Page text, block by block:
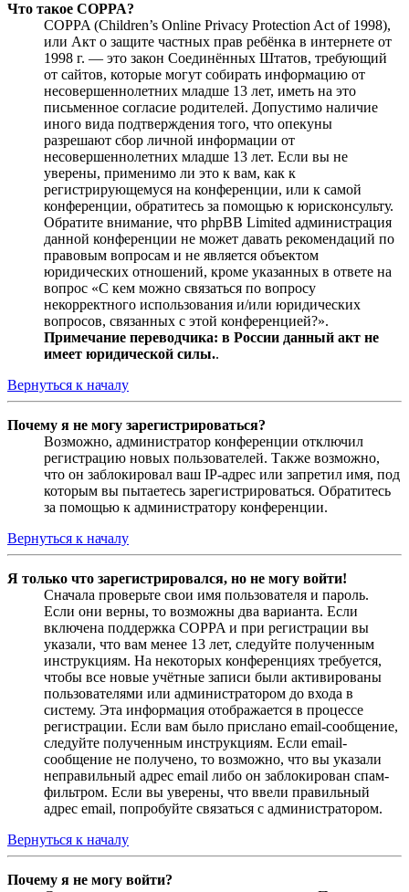
Что такое COPPA?
COPPA (Children’s Online Privacy Protection Act of 1998),
или Акт о защите частных прав ребёнка в интернете от
1998 г. — это закон Соединённых Штатов, требующий
от сайтов, которые могут собирать информацию от
несовершеннолетних младше 13 лет, иметь на это
письменное согласие родителей. Допустимо наличие
иного вида подтверждения того, что опекуны
разрешают сбор личной информации от
несовершеннолетних младше 13 лет. Если вы не
уверены, применимо ли это к вам, как к
регистрирующемуся на конференции, или к самой
конференции, обратитесь за помощью к юрисконсульту.
Обратите внимание, что phpBB Limited администрация
данной конференции не может давать рекомендаций по
правовым вопросам и не является объектом
юридических отношений, кроме указанных в ответе на
вопрос «С кем можно связаться по вопросу
некорректного использования и/или юридических
вопросов, связанных с этой конференцией?».
Примечание переводчика: в России данный акт не
имеет юридической силы..
Вернуться к началу
Почему я не могу зарегистрироваться?
Возможно, администратор конференции отключил
регистрацию новых пользователей. Также возможно,
что он заблокировал ваш IP-адрес или запретил имя, под
которым вы пытаетесь зарегистрироваться. Обратитесь
за помощью к администратору конференции.
Вернуться к началу
Я только что зарегистрировался, но не могу войти!
Сначала проверьте свои имя пользователя и пароль.
Если они верны, то возможны два варианта. Если
включена поддержка COPPA и при регистрации вы
указали, что вам менее 13 лет, следуйте полученным
инструкциям. На некоторых конференциях требуется,
чтобы все новые учётные записи были активированы
пользователями или администратором до входа в
систему. Эта информация отображается в процессе
регистрации. Если вам было прислано email-сообщение,
следуйте полученным инструкциям. Если email-
сообщение не получено, то возможно, что вы указали
неправильный адрес email либо он заблокирован спам-
фильтром. Если вы уверены, что ввели правильный
адрес email, попробуйте связаться с администратором.
Вернуться к началу
Почему я не могу войти?